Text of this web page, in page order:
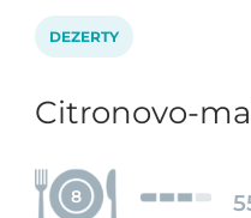
DEZERTY
Citronovo-
8